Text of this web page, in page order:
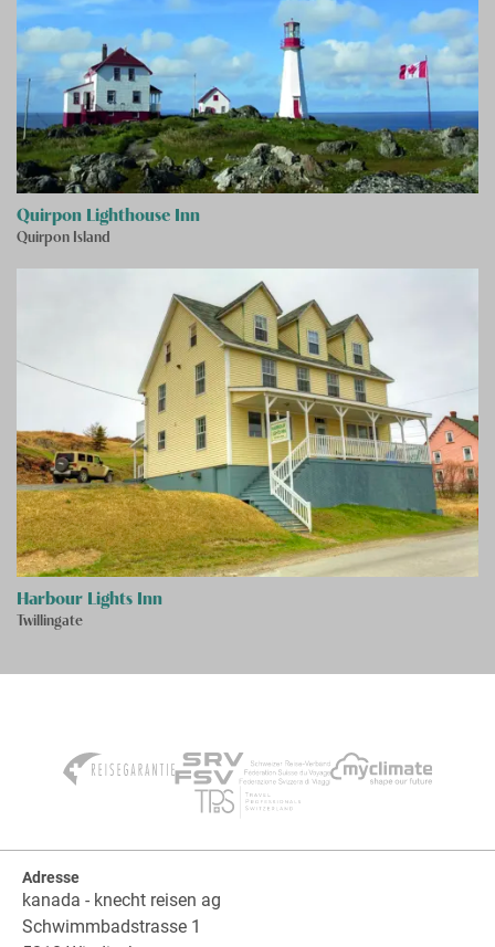
Quirpon Lighthouse Inn
Quirpon Island
Harbour Lights Inn
Twillingate
Adresse
kanada - knecht reisen ag
Schwimmbadstrasse 1